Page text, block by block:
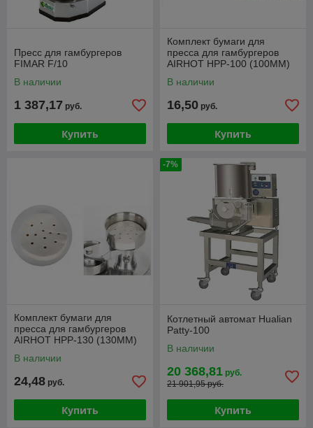
Пресс для гамбургеров
FIMAR F/10
В наличии
1 387,17 руб.
Купить
Комплект бумаги для
пресса для гамбургеров
AIRHOT HPP-100 (100ММ)
В наличии
16,50 руб.
Купить
Комплект бумаги для
пресса для гамбургеров
AIRHOT HPP-130 (130ММ)
В наличии
24,48 руб.
Купить
-7%
Котлетный автомат Hualian
Patty-100
В наличии
20 368,81 руб.
21 901,95 руб.
Купить